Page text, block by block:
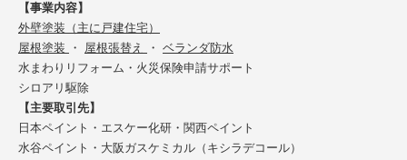
【事業内容】
外壁塗装（主に戸建住宅）
屋根塗装
・ 屋根張替え ・ ベランダ防水
水まわりリフォーム・火災保険申請サポート
シロアリ駆除
【主要取引先】
日本ペイント・エスケー化研・関西ペイント
水谷ペイント・大阪ガスケミカル（キシラデコール）